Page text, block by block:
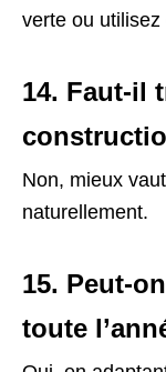
verte ou
14. Faut-il
Non, mieux
naturellement.
15. Peut-
toute